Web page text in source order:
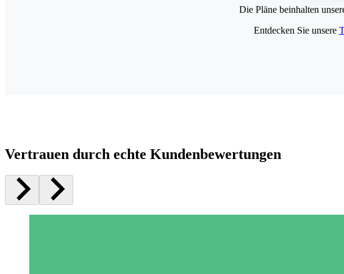
Die Pläne beinhalten
Entdecken Sie unsere
Vertrauen durch echte Kundenbewertungen